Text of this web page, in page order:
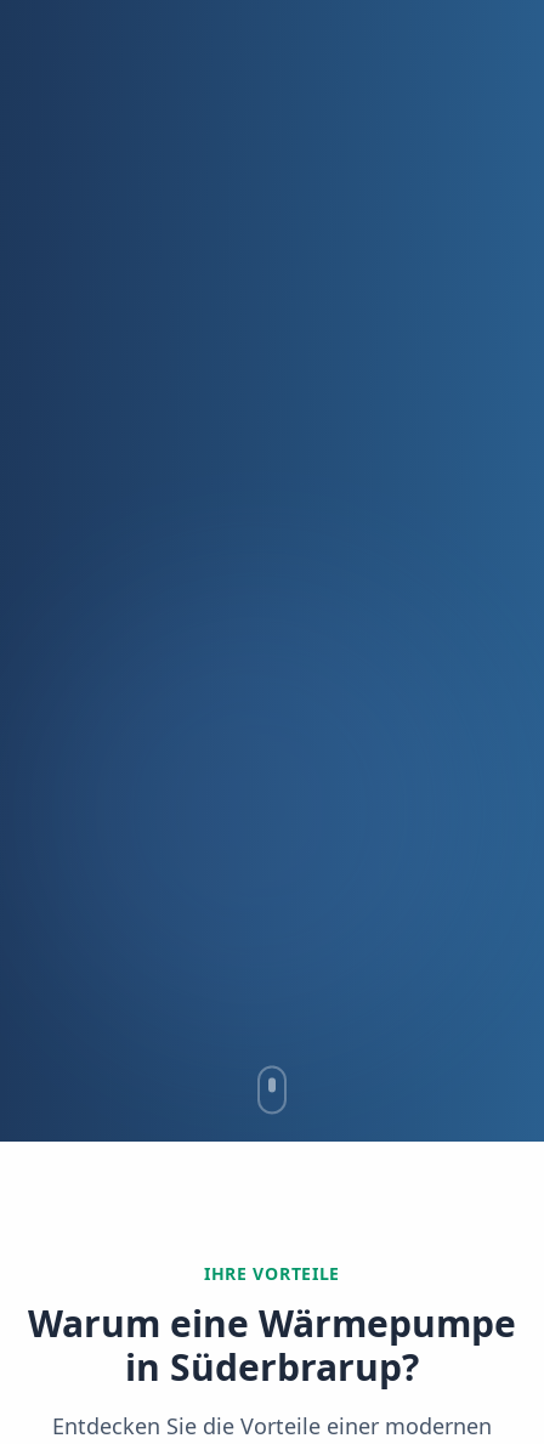
IHRE VORTEILE
Warum eine Wärmepumpe
in Süderbrarup?
Entdecken Sie die Vorteile einer modernen